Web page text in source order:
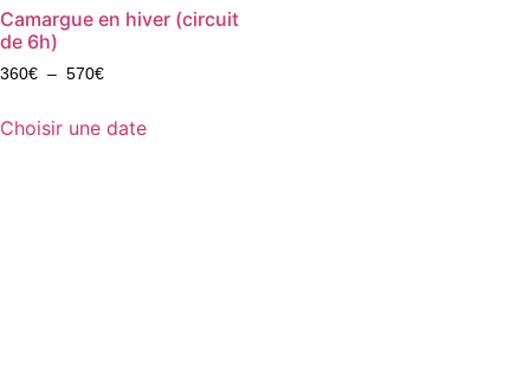
Camargue en hiver (circuit
de 6h)
360€ – 570€
Choisir une date